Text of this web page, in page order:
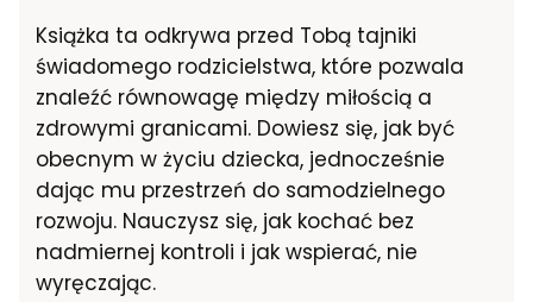
Książka ta odkrywa przed Tobą tajniki
świadomego rodzicielstwa, które pozwala
znaleźć równowagę między miłością a
zdrowymi granicami. Dowiesz się, jak być
obecnym w życiu dziecka, jednocześnie
dając mu przestrzeń do samodzielnego
rozwoju. Nauczysz się, jak kochać bez
nadmiernej kontroli i jak wspierać, nie
wyręczając.